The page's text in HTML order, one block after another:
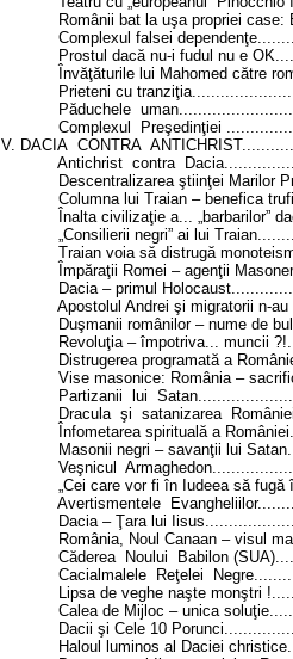
Românii bat la uşa propriei case:
Complexul falsei
Prostul dacă nu-i fudul nu e
Învăţăturile lui Mahomed către
Prieteni cu
Păduchele
Complexul Preşedinţiei
V. DACIA CONTRA
Antichrist contra
Descentralizarea ştiinţei Marilor
Columna lui Traian – benefica
Înalta civilizaţie a... „barbarilor”
„Consilierii negri” ai lui
Traian voia să distrugă
Împăraţii Romei – agenţii
Dacia – primul
Apostolul Andrei şi migratorii n-au
Duşmanii românilor – nume de
Revoluţia – împotriva... muncii
Distrugerea programată a
Vise masonice: România –
Partizanii lui
Dracula şi satanizarea
Înfometarea spirituală a
Masonii negri – savanţii lui
Veşnicul
„Cei care vor fi în Iudeea să fugă
Avertismentele
Dacia – Ţara lui
România, Noul Canaan – visul
Căderea Noului Babilon
Cacialmalele Reţelei
Lipsa de veghe naşte monştri
Calea de Mijloc – unica
Dacii şi Cele 10
Haloul luminos al Daciei